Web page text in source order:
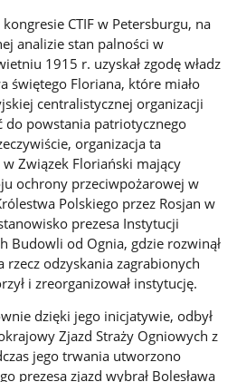
CTIF w Petersburgu, na
analizie stan palności w
1915 r. uzyskał zgodę władz
świętego Floriana, które miało
centralistycznej organizacji
do powstania patriotycznego
organizacja ta
Związek Floriański mający
ochrony przeciwpożarowej w
Polskiego przez Rosjan w
prezesa Instytucji
Budowli od Ognia, gdzie rozwinął
rzecz odzyskania zagrabionych
i zreorganizował instytucję.
dzięki jego inicjatywie, odbył
Zjazd Straży Ogniowych z
jego trwania utworzono
prezesa zjazd wybrał Bolesława